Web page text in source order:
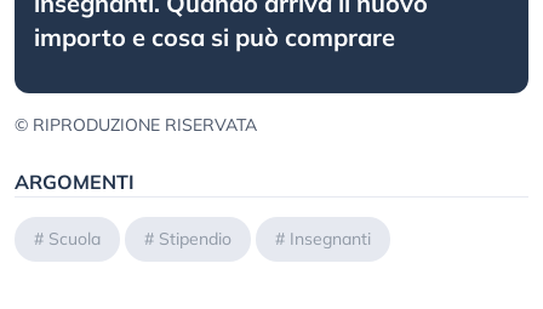
importo e cosa si può comprare
© RIPRODUZIONE RISERVATA
ARGOMENTI
# Scuola # Stipendio # Insegnanti